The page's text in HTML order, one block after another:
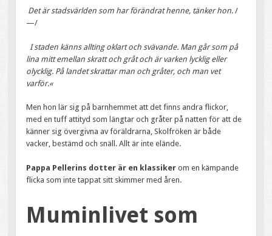
Det är stadsvärlden som har förändrat henne, tänker hon. /
—/
I staden känns allting oklart och svävande. Man går som på
lina mitt emellan skratt och gråt och är varken lycklig eller
olycklig. På landet skrattar man och gråter, och man vet
varför.«
Men hon lär sig på barnhemmet att det finns andra flickor,
med en tuff attityd som längtar och gråter på natten för att de
känner sig övergivna av föräldrarna, Skolfröken är både
vacker, bestämd och snäll. Allt är inte elände.
Pappa Pellerins dotter är en klassiker om en kämpande
flicka som inte tappat sitt skimmer med åren.
Muminlivet som